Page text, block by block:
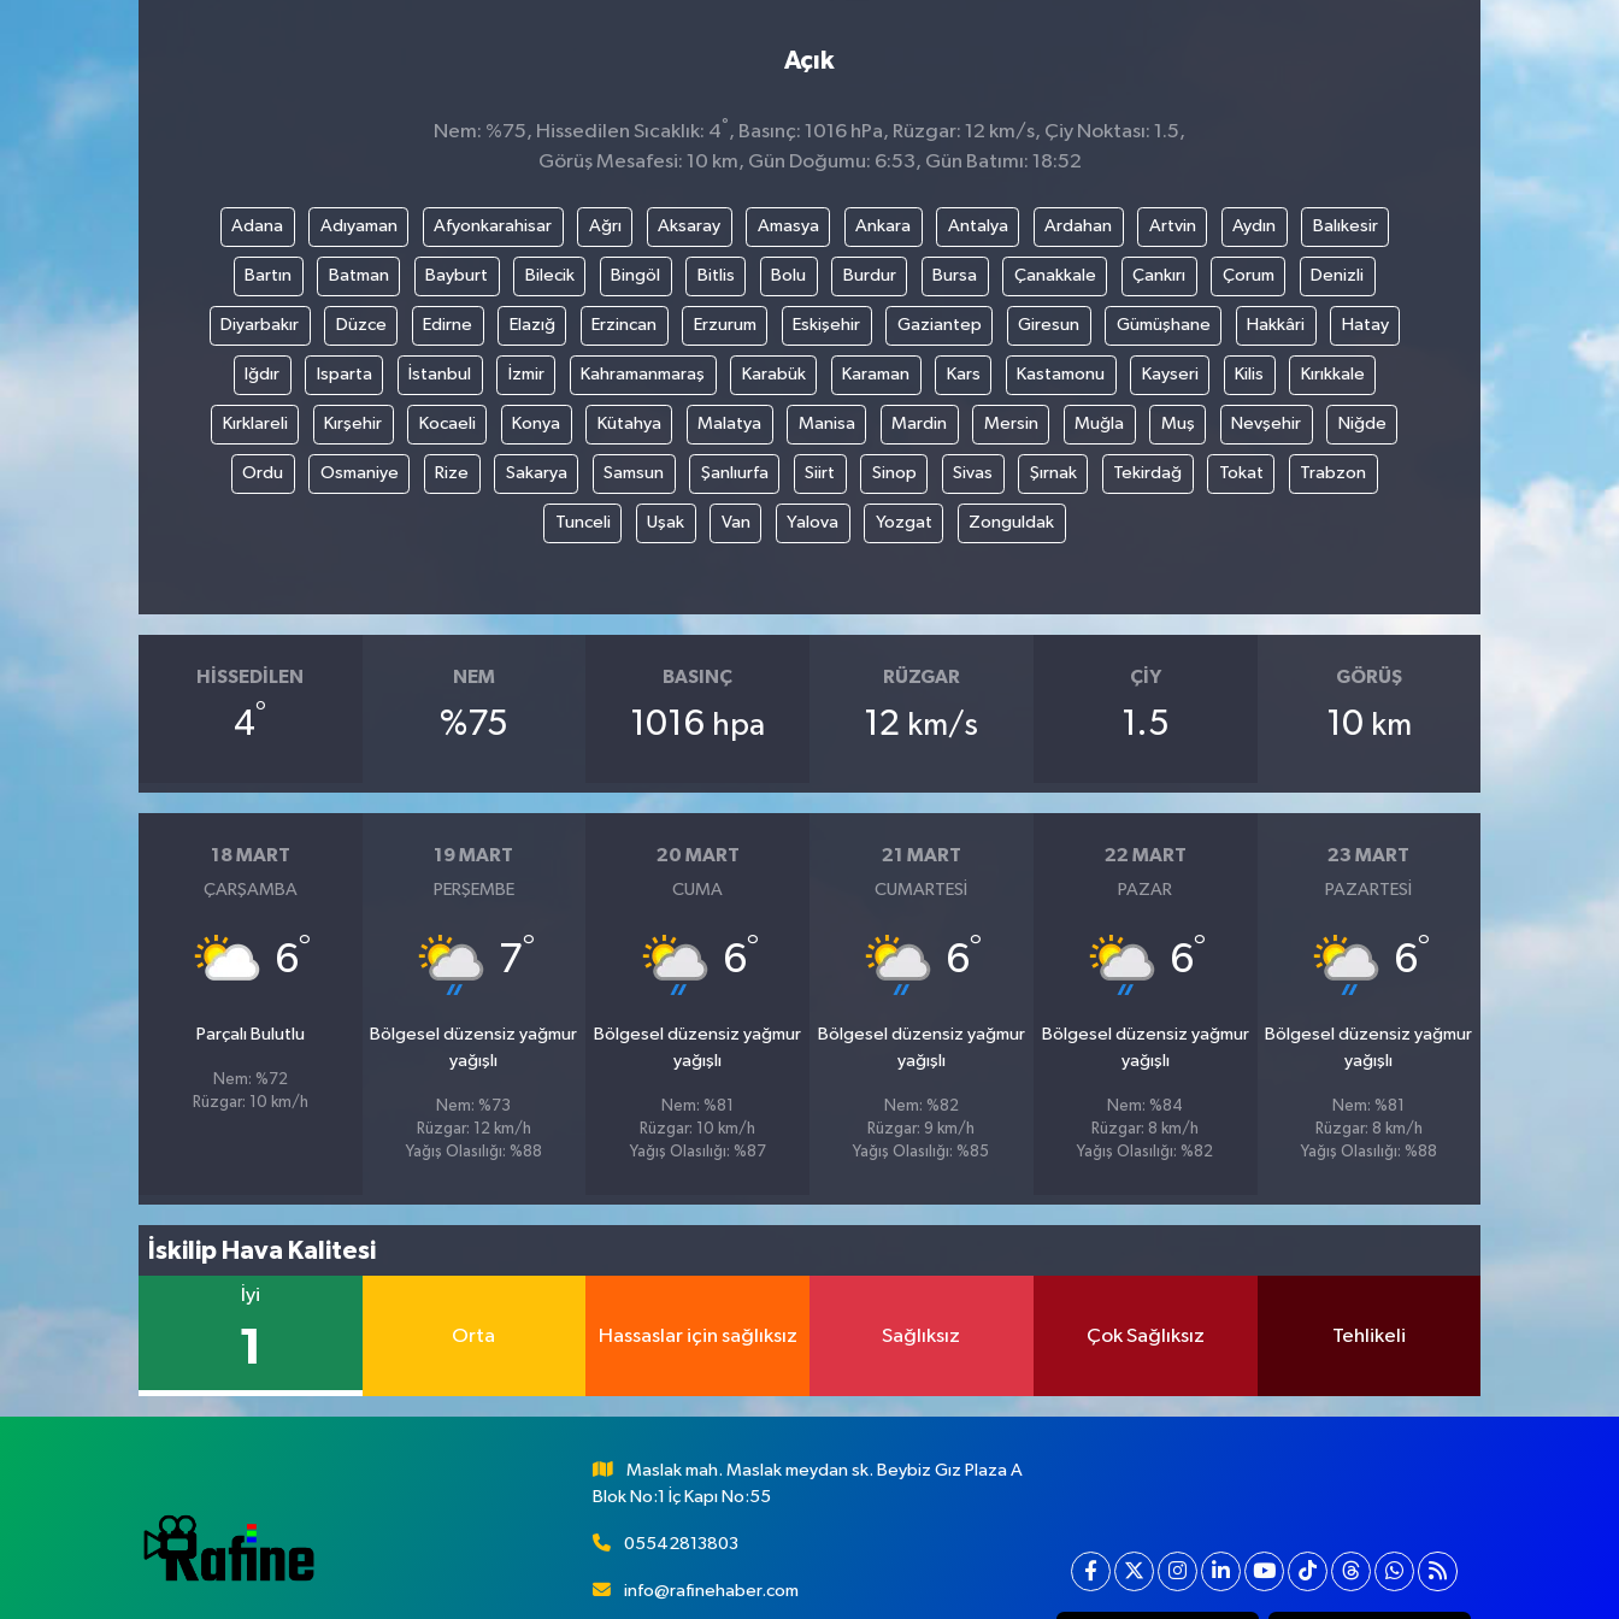
Açık
Nem: %75, Hissedilen Sıcaklık: 4° , Basınç: 1016 hPa, Rüzgar: 12 km/s, Çiy Noktası: 1.5,
Görüş Mesafesi: 10 km, Gün Doğumu: 6:53, Gün Batımı: 18:52
Adana Adıyaman Afyonkarahisar Ağrı Aksaray Amasya Ankara Antalya Ardahan Artvin Aydın Balıkesir
Bartın Batman Bayburt Bilecik Bingöl Bitlis Bolu Burdur Bursa Çanakkale Çankırı Çorum Denizli
Diyarbakır Düzce Edirne Elazığ Erzincan Erzurum Eskişehir Gaziantep Giresun Gümüşhane Hakkâri Hatay
Iğdır Isparta İstanbul İzmir Kahramanmaraş Karabük Karaman Kars Kastamonu Kayseri Kilis Kırıkkale
Kırklareli Kırşehir Kocaeli Konya Kütahya Malatya Manisa Mardin Mersin Muğla Muş Nevşehir Niğde
Ordu Osmaniye Rize Sakarya Samsun Şanlıurfa Siirt Sinop Sivas Şırnak Tekirdağ Tokat Trabzon
Tunceli Uşak Van Yalova Yozgat Zonguldak
HISSEDILEN
4°
NEM
%75
BASINÇ
1016 hpa
RÜZGAR
12 km/s
ÇIY
1.5
GÖRÜŞ
10 km
18 MART
ÇARŞAMBA
6°
Parçalı Bulutlu
Nem: %72
Rüzgar: 10 km/h
19 MART
PERŞEMBE
7°
Bölgesel düzensiz yağmur
yağışlı
Nem: %73
Rüzgar: 12 km/h
Yağış Olasılığı: %88
20 MART
CUMA
6°
Bölgesel düzensiz yağmur
yağışlı
Nem: %81
Rüzgar: 10 km/h
Yağış Olasılığı: %87
21 MART
CUMARTESI
6°
Bölgesel düzensiz yağmur
yağışlı
Nem: %82
Rüzgar: 9 km/h
Yağış Olasılığı: %85
22 MART
PAZAR
6°
Bölgesel düzensiz yağmur
yağışlı
Nem: %84
Rüzgar: 8 km/h
Yağış Olasılığı: %82
23 MART
PAZARTESI
6°
Bölgesel düzensiz yağmur
yağışlı
Nem: %81
Rüzgar: 8 km/h
Yağış Olasılığı: %88
İskilip Hava Kalitesi
İyi
1 Orta Hassaslar için sağlıksız Sağlıksız Çok Sağlıksız Tehlikeli
Maslak mah. Maslak meydan sk. Beybiz Gız Plaza A
Blok No:1 İç Kapı No:55
05542813803
info@rafinehaber.com